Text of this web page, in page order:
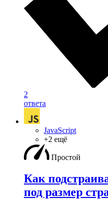
2
ответа
JavaScript
+2 ещё
Простой
Как
под размер